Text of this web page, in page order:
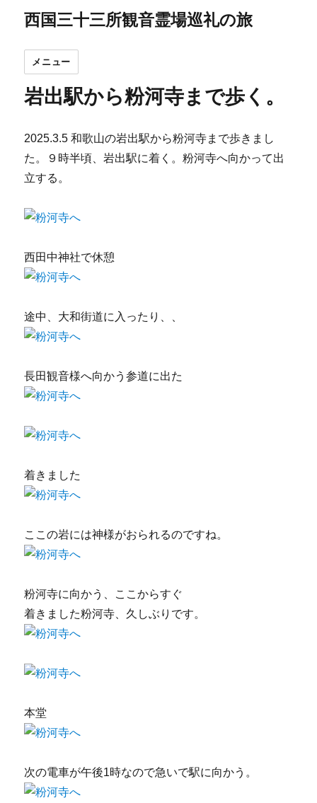
西国三十三所観音霊場巡礼の旅
メニュー
岩出駅から粉河寺まで歩く。
2025.3.5 和歌山の岩出駅から粉河寺まで歩きまし
た。９時半頃、岩出駅に着く。粉河寺へ向かって出
立する。
西田中神社で休憩
途中、大和街道に入ったり、、
長田観音様へ向かう参道に出た
着きました
ここの岩には神様がおられるのですね。
粉河寺に向かう、ここからすぐ
着きました粉河寺、久しぶりです。
本堂
次の電車が午後1時なので急いで駅に向かう。